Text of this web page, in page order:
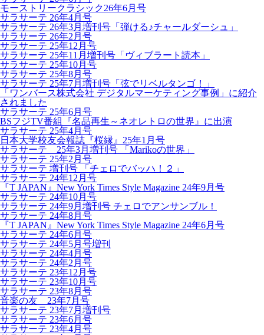
モーストリークラシック26年6月号
サラサーテ 26年4月号
サラサーテ 26年3月増刊号「弾ける♪チャールダーシュ」
サラサーテ 26年2月号
サラサーテ 25年12月号
サラサーテ 25年11月増刊号「ヴィブラート読本」
サラサーテ 25年10月号
サラサーテ 25年8月号
サラサーテ 25年7月増刊号「弦でリベルタンゴ！」
「ワンバース株式会社 デジタルマーケティング事例」に紹介
されました
サラサーテ 25年6月号
BSフジTV番組『名品再生～ネオレトロの世界』に出演
サラサーテ 25年4月号
日本大学校友会報誌『桜縁』25年1月号
サラサーテ 25年3月増刊号 「Marikoの世界」
サラサーテ 25年2月号
サラサーテ 増刊号 「チェロでバッハ！２」
サラサーテ 24年12月号
『T JAPAN』New York Times Style Magazine 24年9月号
サラサーテ 24年10月号
サラサーテ 24年9月増刊号 チェロでアンサンブル！
サラサーテ 24年8月号
『T JAPAN』New York Times Style Magazine 24年6月号
サラサーテ 24年6月号
サラサーテ 24年5月号増刊
サラサーテ 24年4月号
サラサーテ 24年2月号
サラサーテ 23年12月号
サラサーテ 23年10月号
サラサーテ 23年8月号
音楽の友 23年7月号
サラサーテ 23年7月増刊号
サラサーテ 23年6月号
サラサーテ 23年4月号